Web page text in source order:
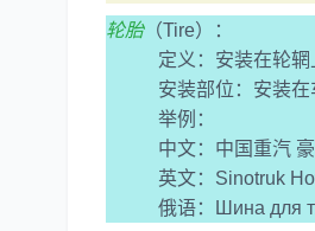
轮胎（Tire）：
定义：安装在轮辋上
安装部位：安装在车
举例：
中文：中国重汽 豪
英文：Sinotruk
俄语：Шина для